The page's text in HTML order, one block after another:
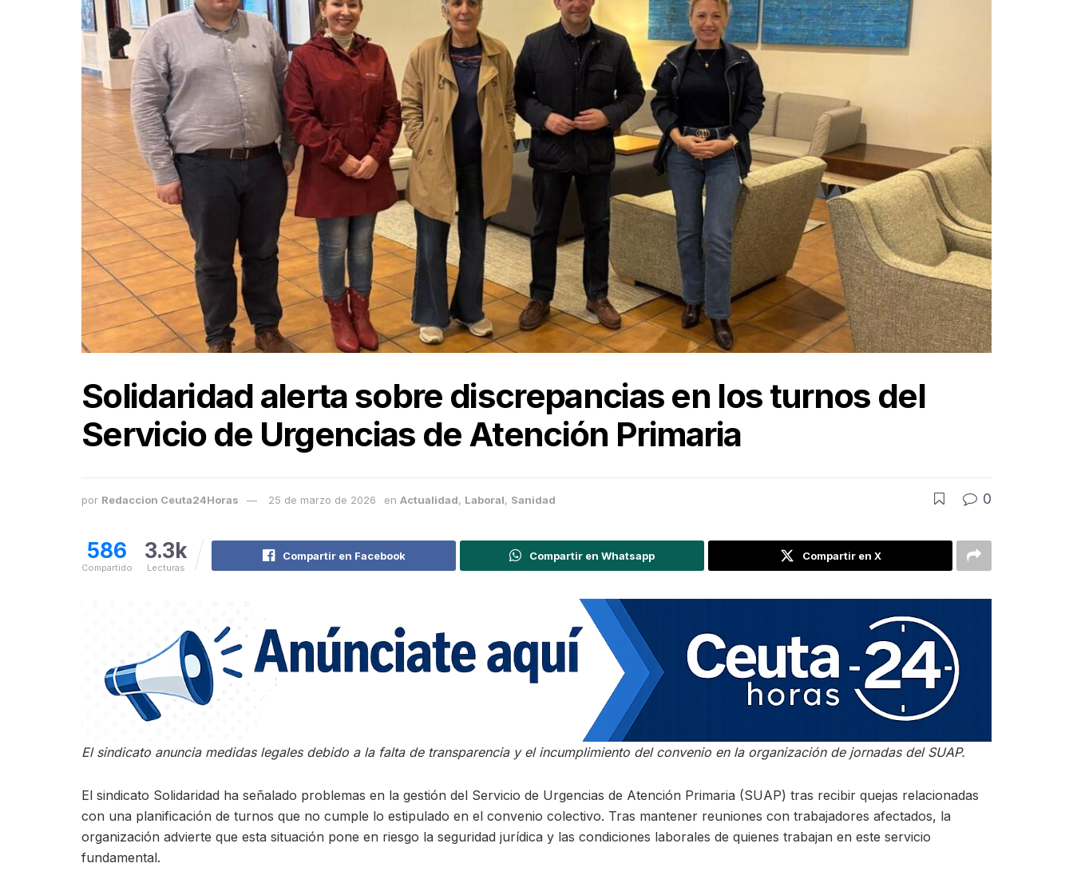
Solidaridad alerta sobre discrepancias en los turnos del
Servicio de Urgencias de Atención Primaria
por Redaccion Ceuta24Horas 25 de marzo de 2026 en Actualidad, Laboral, Sanidad 0
586
Compartido
3.3k
Lecturas
Compartir en Facebook Compartir en Whatsapp Compartir en X
El sindicato anuncia medidas legales debido a la falta de transparencia y el incumplimiento del convenio en la organización de jornadas del SUAP.
El sindicato Solidaridad ha señalado problemas en la gestión del Servicio de Urgencias de Atención Primaria (SUAP) tras recibir quejas relacionadas
con una planificación de turnos que no cumple lo estipulado en el convenio colectivo. Tras mantener reuniones con trabajadores afectados, la
organización advierte que esta situación pone en riesgo la seguridad jurídica y las condiciones laborales de quienes trabajan en este servicio
fundamental.